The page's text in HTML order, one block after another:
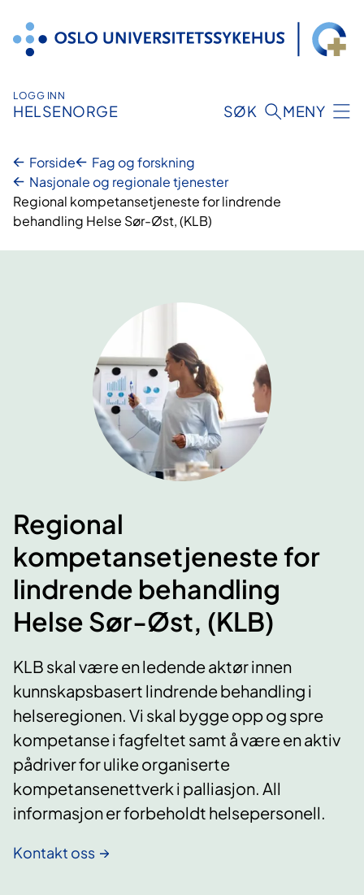
innhold
LOGG INN
HELSENORGE SØK MENY
Forside
Fag og forskning
Nasjonale og regionale tjenester
Regional kompetansetjeneste for lindrende
behandling Helse Sør-Øst, (KLB)
Regional
kompetansetjeneste for
lindrende behandling
Helse Sør-Øst, (KLB)
KLB skal være en ledende aktør innen
kunnskapsbasert lindrende behandling i
helseregionen. Vi skal bygge opp og spre
kompetanse i fagfeltet samt å være en aktiv
pådriver for ulike organiserte
kompetansenettverk i palliasjon. All
informasjon er forbeholdt helsepersonell.
Kontakt oss